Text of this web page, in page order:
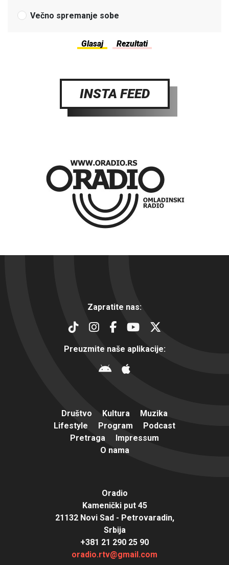
Večno spremanje sobe
INSTA FEED
Zapratite nas:
Preuzmite naše aplikacije:
Društvo Kultura
Muzika
Lifestyle
Program
Podcast
Pretraga
Impressum
O nama
Oradio
Kamenički put 45
21132 Novi Sad - Petrovaradin,
Srbija
+381 21 290 25 90
oradio.rtv@gmail.com